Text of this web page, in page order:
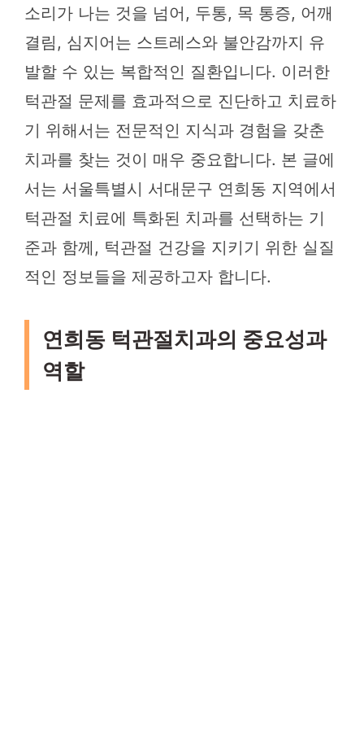
소리가 나는 것을 넘어, 두통, 목 통증, 어깨
결림, 심지어는 스트레스와 불안감까지 유
발할 수 있는 복합적인 질환입니다. 이러한
턱관절 문제를 효과적으로 진단하고 치료하
기 위해서는 전문적인 지식과 경험을 갖춘
치과를 찾는 것이 매우 중요합니다. 본 글에
서는 서울특별시 서대문구 연희동 지역에서
턱관절 치료에 특화된 치과를 선택하는 기
준과 함께, 턱관절 건강을 지키기 위한 실질
적인 정보들을 제공하고자 합니다.
연희동 턱관절치과의 중요성과
역할